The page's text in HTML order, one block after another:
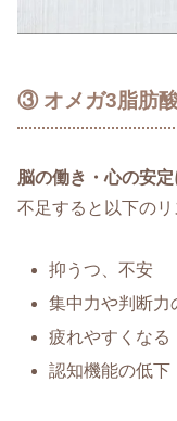
③ オメガ3脂肪
脳の働き・心の安定
不足すると以下のリ
抑うつ、不安
集中力や判断力
疲れやすくなる
認知機能の低下